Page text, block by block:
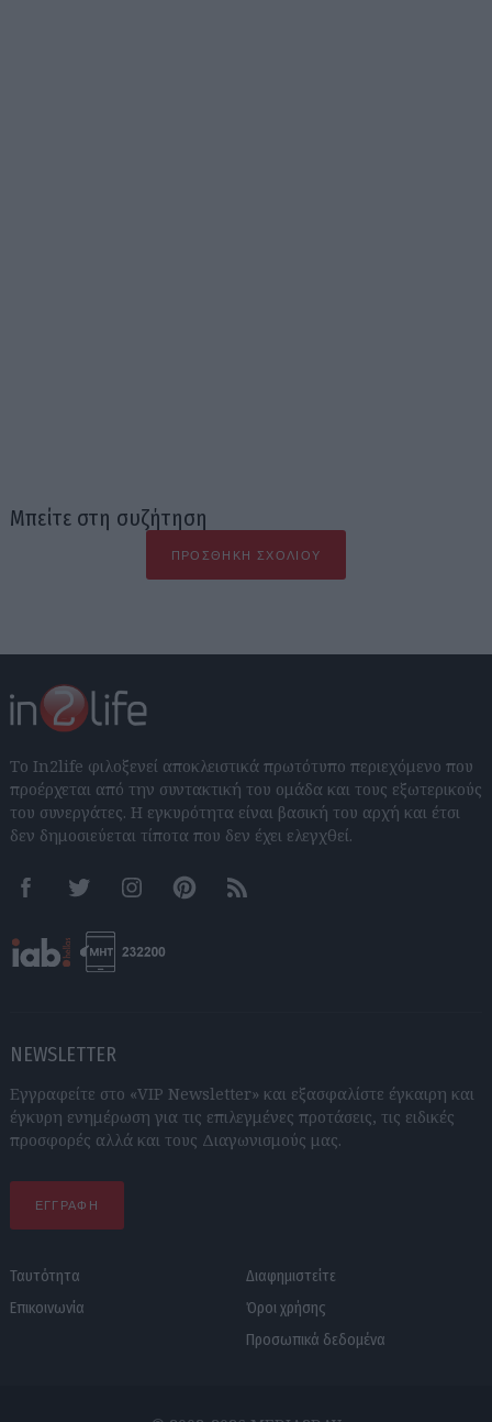
Μπείτε στη συζήτηση
ΠΡΟΣΘΉΚΗ ΣΧΟΛΊΟΥ
Το In2life φιλοξενεί αποκλειστικά πρωτότυπο περιεχόμενο που
προέρχεται από την συντακτική του ομάδα και τους εξωτερικούς
του συνεργάτες. Η εγκυρότητα είναι βασική του αρχή και έτσι
δεν δημοσιεύεται τίποτα που δεν έχει ελεγχθεί.
FacebookTwitter InstagramPinterestRSS feeds
NEWSLETTER
Εγγραφείτε στο «VIP Newsletter» και εξασφαλίστε έγκαιρη και
έγκυρη ενημέρωση για τις επιλεγμένες προτάσεις, τις ειδικές
προσφορές αλλά και τους Διαγωνισμούς μας.
ΕΓΓΡΑΦΗ
Ταυτότητα
Επικοινωνία
Διαφημιστείτε
Όροι χρήσης
Προσωπικά δεδομένα